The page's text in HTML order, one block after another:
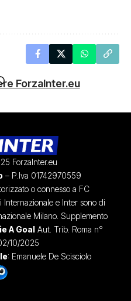
ForzaInter.eu
ForzaInter.eu
– P.Iva 01742970559
o connesso a FC
e Inter sono di
Milano. Supplemento
A GoalAut. Trib. Roma n°
10/2025
: Emanuele De Scisciolo